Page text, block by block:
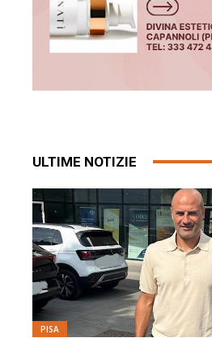
ULTIME NOTIZIE
PISA